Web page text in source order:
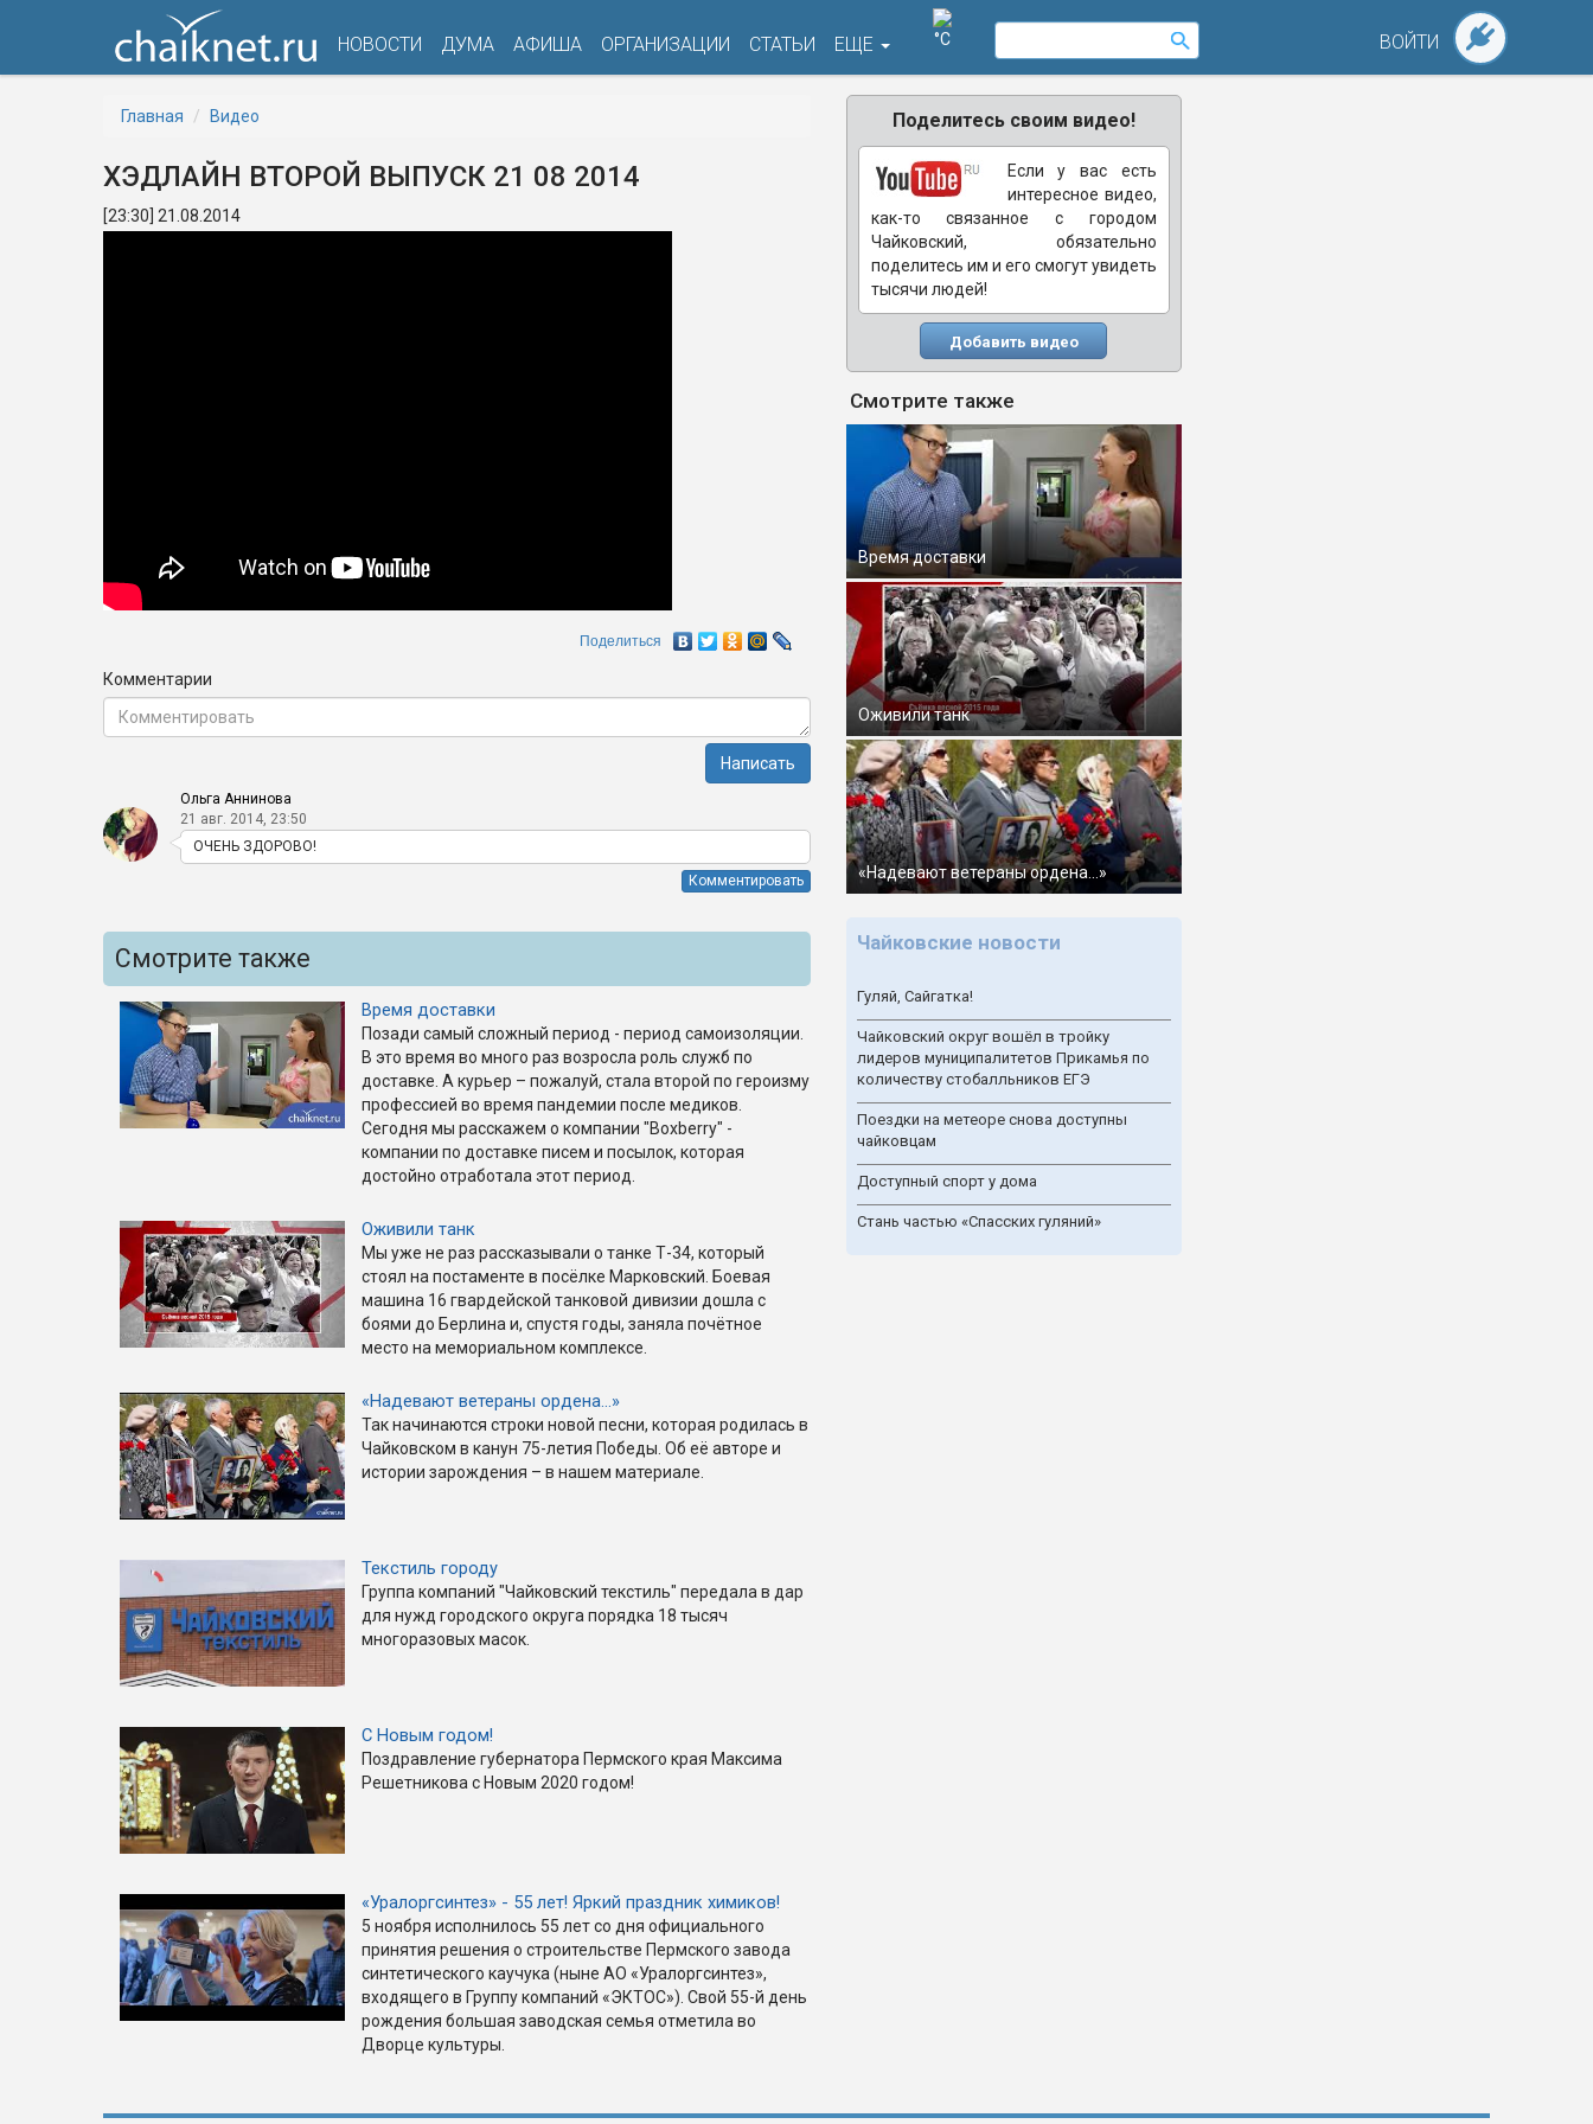
НОВОСТИ ДУМА АФИША ОРГАНИЗАЦИИ СТАТЬИ ЕЩЕ °C ВОЙТИ
Главная Видео
ХЭДЛАЙН ВТОРОЙ ВЫПУСК 21 08 2014
[23:30] 21.08.2014
Поделиться
Комментарии
Написать
Ольга Аннинова
21 авг. 2014, 23:50
ОЧЕНЬ ЗДОРОВО!
Комментировать
Смотрите также
Время доставки
Позади самый сложный период - период самоизоляции.
В это время во много раз возросла роль служб по
доставке. А курьер – пожалуй, стала второй по героизму
профессией во время пандемии после медиков.
Сегодня мы расскажем о компании "Boxberry" -
компании по доставке писем и посылок, которая
достойно отработала этот период.
Оживили танк
Мы уже не раз рассказывали о танке Т-34, который
стоял на постаменте в посёлке Марковский. Боевая
машина 16 гвардейской танковой дивизии дошла с
боями до Берлина и, спустя годы, заняла почётное
место на мемориальном комплексе.
«Надевают ветераны ордена…»
Так начинаются строки новой песни, которая родилась в
Чайковском в канун 75-летия Победы. Об её авторе и
истории зарождения – в нашем материале.
Текстиль городу
Группа компаний "Чайковский текстиль" передала в дар
для нужд городского округа порядка 18 тысяч
многоразовых масок.
С Новым годом!
Поздравление губернатора Пермского края Максима
Решетникова с Новым 2020 годом!
«Уралоргсинтез» - 55 лет! Яркий праздник химиков!
5 ноября исполнилось 55 лет со дня официального
принятия решения о строительстве Пермского завода
синтетического каучука (ныне АО «Уралоргсинтез»,
входящего в Группу компаний «ЭКТОС»). Свой 55-й день
рождения большая заводская семья отметила во
Дворце культуры.
Поделитесь своим видео!
Если у вас есть
интересное видео,
как-то связанное с городом
Чайковский, обязательно
поделитесь им и его смогут увидеть
тысячи людей!
Добавить видео
Смотрите также
Время доставки
Оживили танк
«Надевают ветераны ордена…»
Чайковские новости
Гуляй, Сайгатка!
Чайковский округ вошёл в тройку
лидеров муниципалитетов Прикамья по
количеству стобалльников ЕГЭ
Поездки на метеоре снова доступны
чайковцам
Доступный спорт у дома
Стань частью «Спасских гуляний»